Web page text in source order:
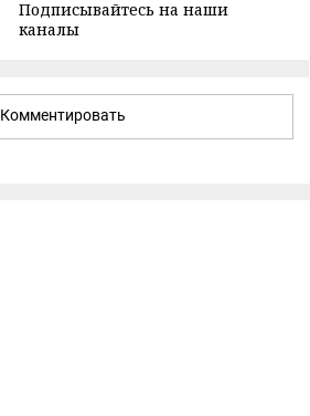
Подписывайтесь на наши
каналы
Комментировать